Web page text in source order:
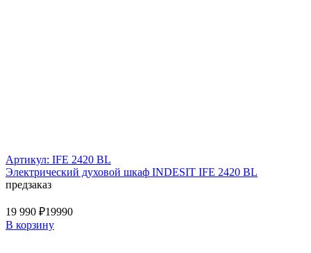
Артикул: IFE 2420 BL
Электрический духовой шкаф INDESIT IFE 2420 BL
предзаказ
19 990 ₽19990
В корзину